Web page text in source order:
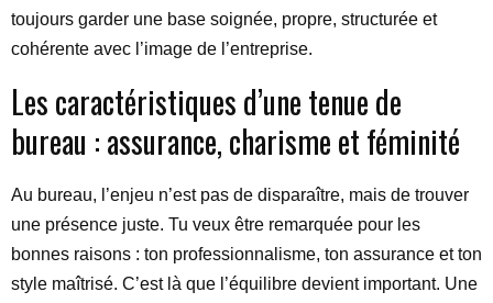
toujours garder une base soignée, propre, structurée et
cohérente avec l’image de l’entreprise.
Les caractéristiques d’une tenue de
bureau : assurance, charisme et féminité
Au bureau, l’enjeu n’est pas de disparaître, mais de trouver
une présence juste. Tu veux être remarquée pour les
bonnes raisons : ton professionnalisme, ton assurance et ton
style maîtrisé. C’est là que l’équilibre devient important. Une